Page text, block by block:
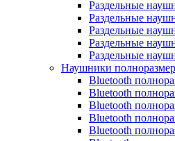
Раздельные
Раздельные
Раздельные
Раздельные
Раздельные
Наушники
Bluetooth
Bluetooth
Bluetooth
Bluetooth
Bluetooth